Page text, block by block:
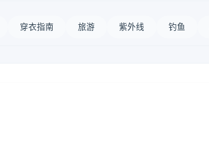
穿衣指南 旅游 紫外线 钓鱼